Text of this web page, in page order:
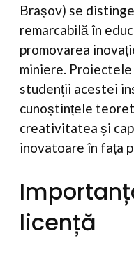
Brașov) se
remarcabilă în
promovarea
miniere.
studenții acestei
cunoștințele
creativitatea și
inovatoare în fața
licență